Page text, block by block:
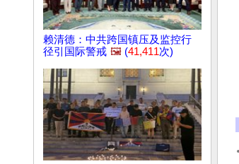
赖清德：中共跨国镇压及监控行
径引国际警戒 🖼️ (41,411次)